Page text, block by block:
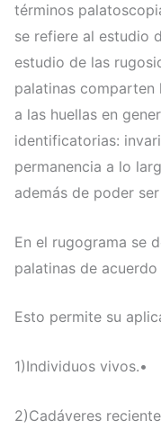
términos
se refiere al estudio
estudio de las
palatinas comparten
a las huellas en
identificatorias:
permanencia a lo
además de poder
En el rugograma se
palatinas de
Esto permite su
1)Individuos vivos.•
2)Cadáveres